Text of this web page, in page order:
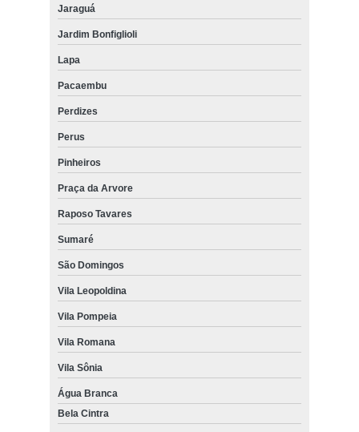
Jaraguá
Jardim Bonfiglioli
Lapa
Pacaembu
Perdizes
Perus
Pinheiros
Praça da Arvore
Raposo Tavares
Sumaré
São Domingos
Vila Leopoldina
Vila Pompeia
Vila Romana
Vila Sônia
Água Branca
Bela Cintra